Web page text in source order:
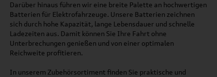
Darüber hinaus führen wir eine breite Palette an hochwertigen
Batterien für Elektrofahrzeuge. Unsere Batterien zeichnen
sich durch hohe Kapazität, lange Lebensdauer und schnelle
Ladezeiten aus. Damit können Sie Ihre Fahrt ohne
Unterbrechungen genießen und von einer optimalen
Reichweite profitieren.
In unserem Zubehörsortiment finden Sie praktische und